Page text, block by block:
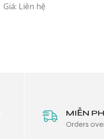
Giá: Liên hệ
MIỄN
Orders